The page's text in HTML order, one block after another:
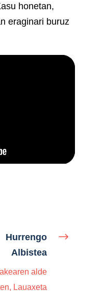
honetan,
eraginari buruz
Hurrengo
Albistea
alde
Lauaxeta